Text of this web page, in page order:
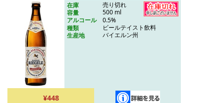
在庫
売り切れ
容量
500 ml
アルコール
0.5%
種類
ビールテイスト飲料
生産地
バイエルン州
¥448